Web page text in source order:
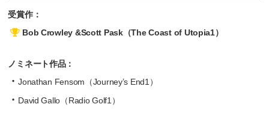
受賞作：
Bob Crowley &Scott Pask（The Coast of Utopia1）
ノミネート作品：
Jonathan Fensom（Journey’s End1）
David Gallo（Radio Golf1）